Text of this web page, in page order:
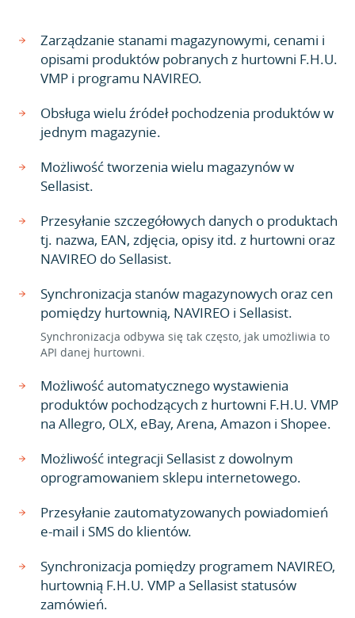
Zarządzanie stanami magazynowymi, cenami i
opisami produktów pobranych z hurtowni F.H.U.
VMP i programu NAVIREO.
Obsługa wielu źródeł pochodzenia produktów w
jednym magazynie.
Możliwość tworzenia wielu magazynów w
Sellasist.
Przesyłanie szczegółowych danych o produktach
tj. nazwa, EAN, zdjęcia, opisy itd. z hurtowni oraz
NAVIREO do Sellasist.
Synchronizacja stanów magazynowych oraz cen
pomiędzy hurtownią, NAVIREO i Sellasist.
Synchronizacja odbywa się tak często, jak umożliwia to
API danej hurtowni.
Możliwość automatycznego wystawienia
produktów pochodzących z hurtowni F.H.U. VMP
na Allegro, OLX, eBay, Arena, Amazon i Shopee.
Możliwość integracji Sellasist z dowolnym
oprogramowaniem sklepu internetowego.
Przesyłanie zautomatyzowanych powiadomień
e-mail i SMS do klientów.
Synchronizacja pomiędzy programem NAVIREO,
hurtownią F.H.U. VMP a Sellasist statusów
zamówień.